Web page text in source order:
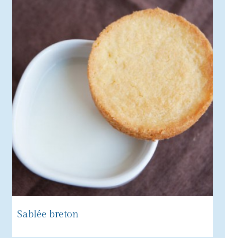
Sablée breton